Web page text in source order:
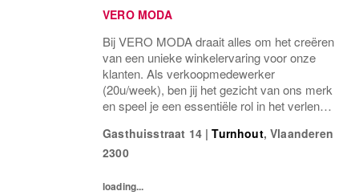
VERO MODA
Bij VERO MODA draait alles om het creëren
van een unieke winkelervaring voor onze
klanten. Als verkoopmedewerker
(20u/week), ben jij het gezicht van ons merk
en speel je een essentiële rol in het verlenen
helpen bij het vinden van de perfecte outfit,
de...
Gasthuisstraat 14 | Turnhout,Vlaanderen
2300
loading...